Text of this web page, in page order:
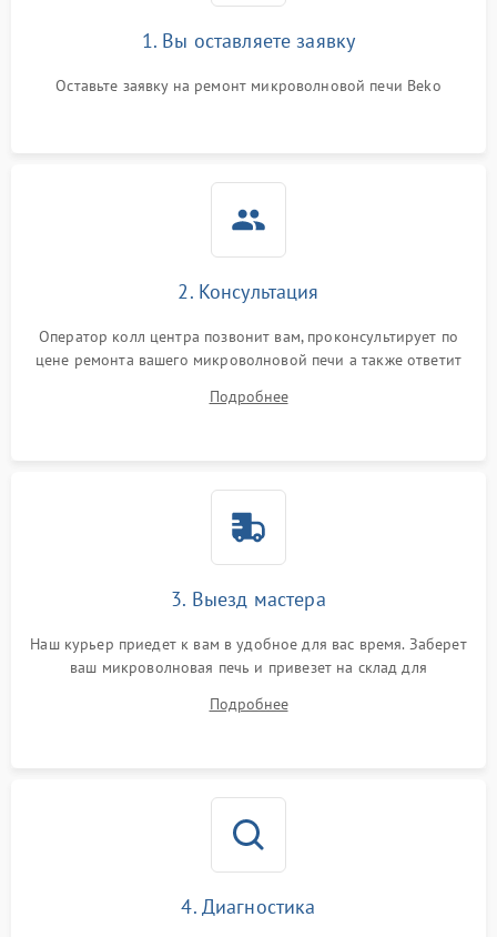
Не работают сенсорные
1000 ₽
1. Вы оставляете заявку
Оставьте заявку на ремонт микроволновой печи Beko
2. Консультация
Оператор колл центра позвонит вам, проконсультирует по
цене ремонта вашего микроволновой печи а также ответит
Подробнее
3. Выезд мастера
Наш курьер приедет к вам в удобное для вас время. Заберет
ваш микроволновая печь и привезет на склад для
Подробнее
4. Диагностика